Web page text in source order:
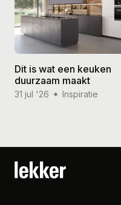
Dit is wat een keuken
duurzaam maakt
31 jul '26 Inspiratie